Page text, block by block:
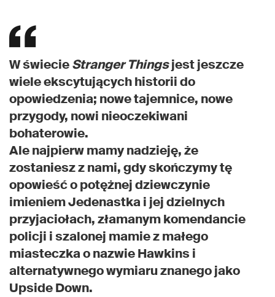
W świecieStranger Thingsjest jeszcze
wiele ekscytujących historii do
opowiedzenia; nowe tajemnice, nowe
przygody, nowi nieoczekiwani
bohaterowie.
Ale najpierw mamy nadzieję, że
zostaniesz z nami, gdy skończymy tę
opowieść o potężnej dziewczynie
imieniem Jedenastka i jej dzielnych
przyjaciołach, złamanym komendancie
policji i szalonej mamie z małego
miasteczka o nazwie Hawkins i
alternatywnego wymiaru znanego jako
Upside Down.